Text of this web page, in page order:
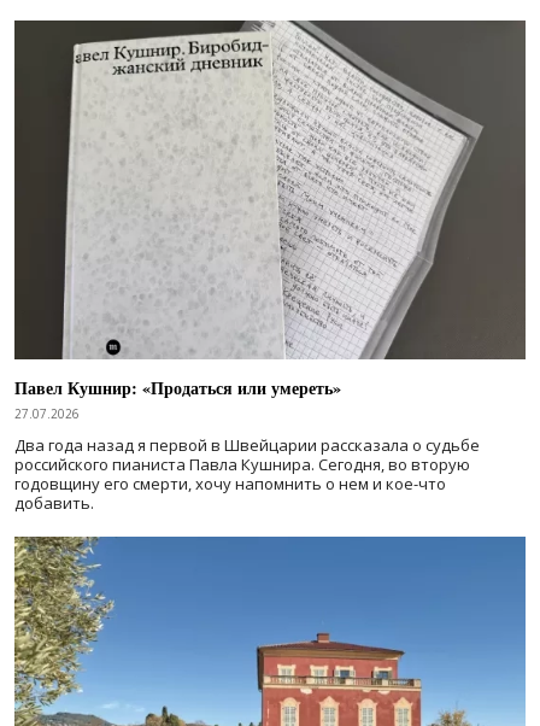
Павел Кушнир: «Продаться или умереть»
27.07.2026
Два года назад я первой в Швейцарии рассказала о судьбе
российского пианиста Павла Кушнира. Сегодня, во вторую
годовщину его смерти, хочу напомнить о нем и кое-что
добавить.